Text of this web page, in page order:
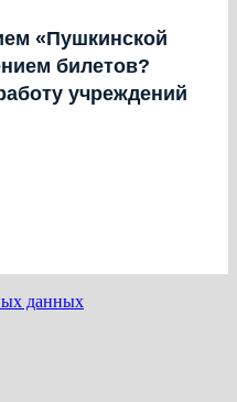
«Пушкинской
билетов?
учреждений
данных